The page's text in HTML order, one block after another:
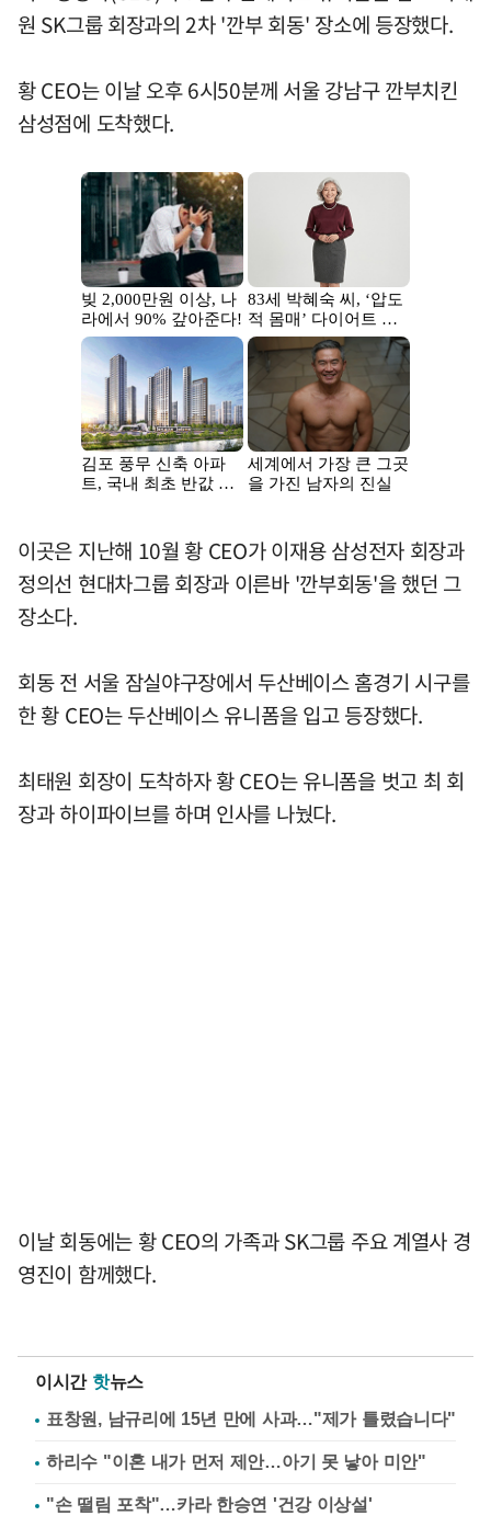
원 SK그룹 회장과의 2차 '깐부 회동' 장소에 등장했다.
황 CEO는 이날 오후 6시50분께 서울 강남구 깐부치킨
삼성점에 도착했다.
이곳은 지난해 10월 황 CEO가 이재용 삼성전자 회장과
정의선 현대차그룹 회장과 이른바 '깐부회동'을 했던 그
장소다.
회동 전 서울 잠실야구장에서 두산베이스 홈경기 시구를
한 황 CEO는 두산베이스 유니폼을 입고 등장했다.
최태원 회장이 도착하자 황 CEO는 유니폼을 벗고 최 회
장과 하이파이브를 하며 인사를 나눴다.
이날 회동에는 황 CEO의 가족과 SK그룹 주요 계열사 경
영진이 함께했다.
이시간 핫뉴스
표창원, 남규리에 15년 만에 사과…"제가 틀렸습니다"
하리수 "이혼 내가 먼저 제안…아기 못 낳아 미안"
"손 떨림 포착"…카라 한승연 '건강 이상설'